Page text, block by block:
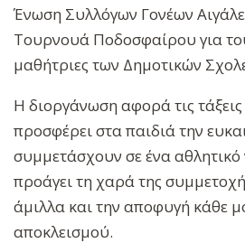
Ένωση Συλλόγων Γονέων
Τουρνουά Ποδοσφαίρου για
μαθήτριες των Δημοτικών
Η διοργάνωση αφορά τις τάξεις
προσφέρει στα παιδιά την
συμμετάσχουν σε ένα αθλητικό
προάγει τη χαρά της
άμιλλα και την αποφυγή κάθε
αποκλεισμού.